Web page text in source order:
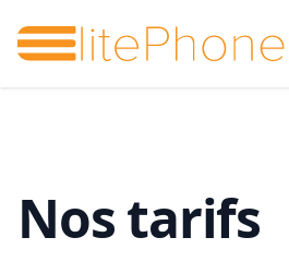
Elitephone
Nos tarifs